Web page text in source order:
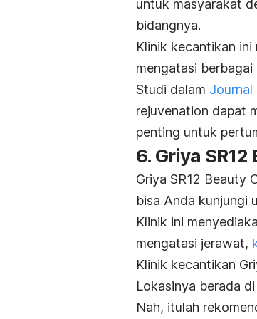
untuk masyarakat
bidangnya.
Klinik kecantikan ini
mengatasi
Studi dalam Journal
rejuvenation dapat
penting untuk
6. Griya
Griya SR12 Beauty
bisa Anda kunjungi
Klinik ini
mengatasi jerawat,
Klinik kecantikan
Lokasinya berada
Nah, itulah